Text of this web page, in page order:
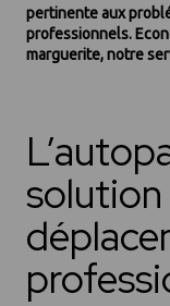
pertinente aux
professionnels.
marguerite, notre